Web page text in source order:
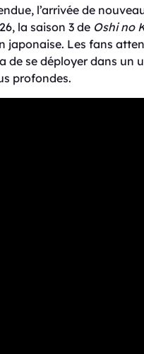
l’arrivée de
la saison 3 de Oshi no
japonaise. Les fans
de se déployer dans un
profondes.